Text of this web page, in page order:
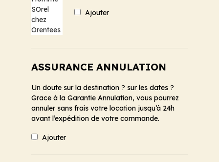
Ajouter
ASSURANCE ANNULATION
Un doute sur la destination ? sur les dates ?
Grace à la Garantie Annulation, vous pourrez
annuler sans frais votre location jusqu’à 24h
avant l’expédition de votre commande.
Ajouter